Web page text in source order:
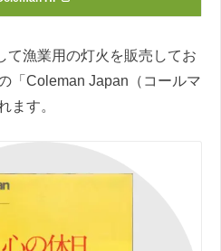
て漁業用の灯火を販売してお
「Coleman Japan（コールマ
ます。